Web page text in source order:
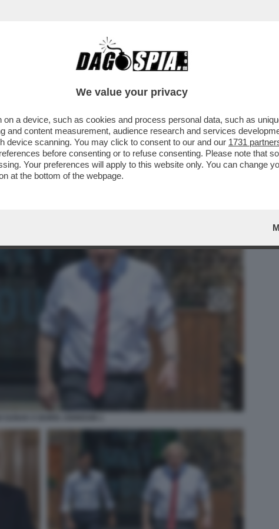
CAFONAL CRONACHE
UN BEL TRAPPOLONE A BORIS
ALLA POLIZIA LE...
We value your privacy
a device, such as cookies and process personal data, such as
and content measurement, audience research and services
device scanning. You may click to consent to our and our 1731
before consenting or to refuse consenting. Please note that
Your preferences will apply to this website only. You can change
at the bottom of the webpage.